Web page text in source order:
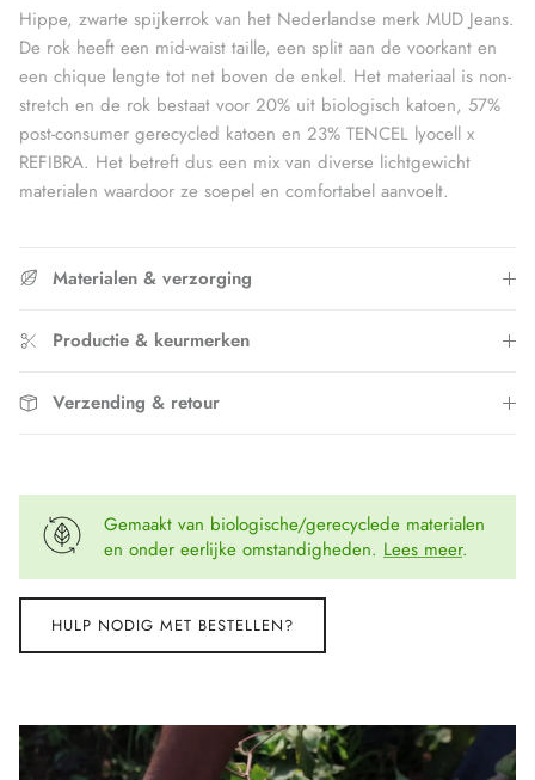
Hippe, zwarte spijkerrok van het Nederlandse merk MUD Jeans.
De rok heeft een mid-waist taille, een split aan de voorkant en
een chique lengte tot net boven de enkel. Het materiaal is non-
stretch en de rok bestaat voor 20% uit biologisch katoen, 57%
post-consumer gerecycled katoen en 23% TENCEL lyocell x
REFIBRA. Het betreft dus een mix van diverse lichtgewicht
materialen waardoor ze soepel en comfortabel aanvoelt.
Materialen & verzorging
Productie & keurmerken
Verzending & retour
Gemaakt van biologische/gerecyclede materialen
en onder eerlijke omstandigheden. Lees meer.
HULP NODIG MET BESTELLEN?